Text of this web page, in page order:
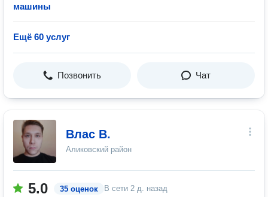
машины
Ещё 60 услуг
Позвонить Чат
Влас В.
Аликовский район
5.0 35 оценок В сети 2 д. назад